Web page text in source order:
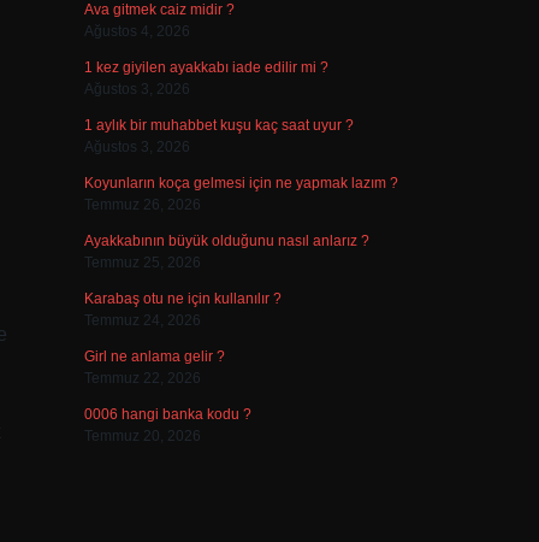
Ava gitmek caiz midir ?
Ağustos 4, 2026
1 kez giyilen ayakkabı iade edilir mi ?
Ağustos 3, 2026
1 aylık bir muhabbet kuşu kaç saat uyur ?
Ağustos 3, 2026
Koyunların koça gelmesi için ne yapmak lazım ?
Temmuz 26, 2026
Ayakkabının büyük olduğunu nasıl anlarız ?
Temmuz 25, 2026
Karabaş otu ne için kullanılır ?
Temmuz 24, 2026
Girl ne anlama gelir ?
Temmuz 22, 2026
0006 hangi banka kodu ?
Temmuz 20, 2026